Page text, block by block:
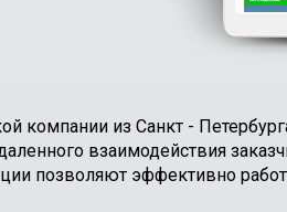
компании из Санкт -
взаимодействия
позволяют эффективно